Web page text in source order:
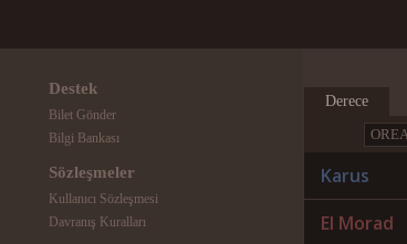
Derece
Karus
El Morad
Destek
Bilet Gönder
Bilgi Bankası
Sözleşmeler
Kullanıcı Sözleşmesi
Davranış Kuralları